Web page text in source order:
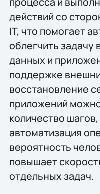
действий со
IT, что помогает
облегчить задачу
данных и
поддержке
восстановление
приложений
количество
автоматизация
вероятность
повышает
отдельных задач.